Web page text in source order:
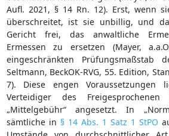
Aufl. 2021, § 14 Rn. 12). Erst, wenn
überschreitet, ist sie unbillig, und
Gericht frei, das anwaltliche
Ermessen zu ersetzen (Mayer,
eingeschränkten Prüfungsmaßstab
Seltmann, BeckOK-RVG, 55. Edition,
7). Diese engen Voraussetzungen
Verteidiger des
„Mittelgebühr“ angesetzt. In
sämtliche in § 14 Abs. 1 Satz 1 StPO